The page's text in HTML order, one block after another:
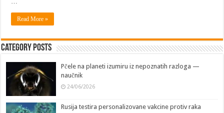
Read More »
Category Posts
Pčele na planeti izumiru iz nepoznatih razloga —
naučnik
24/06/2026
Rusija testira personalizovane vakcine protiv raka